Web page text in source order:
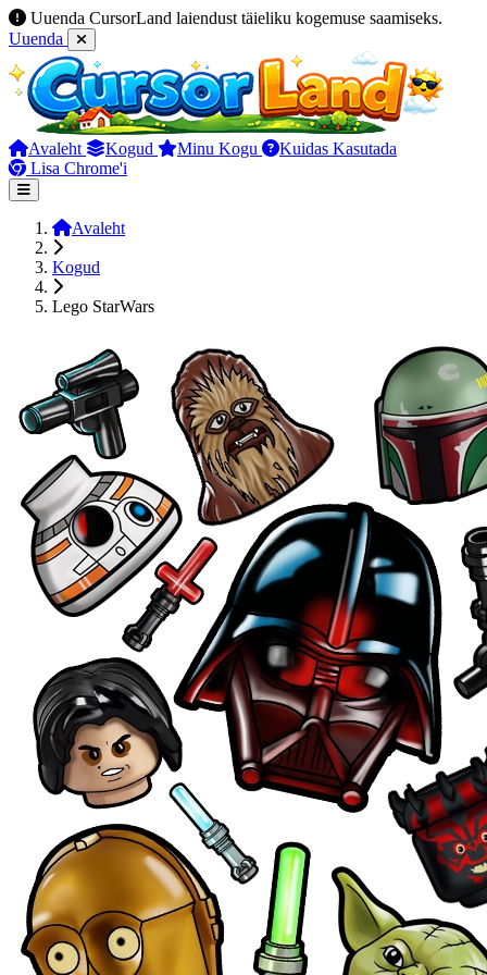
Uuenda CursorLand laiendust täieliku kogemuse saamiseks.
Uuenda
Avaleht Kogud Minu Kogu
Kuidas Kasutada
Lisa Chrome'i
Avaleht
Kogud
Lego StarWars